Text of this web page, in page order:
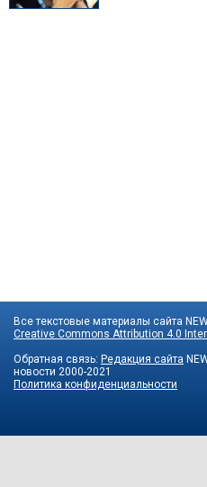
Все текстовые материалы сайта
Creative Commons Attribution 4.0
Обратная связь: Редакция сайта
новости 2000-2021
Политика конфиденциальности